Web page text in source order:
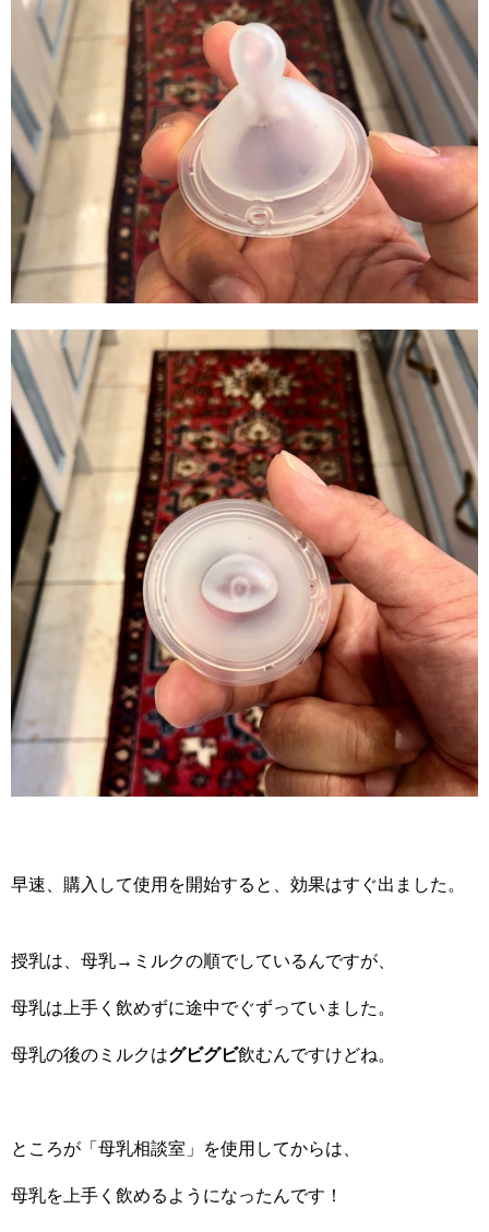
早速、購入して使用を開始すると、効果はすぐ出ました。
授乳は、母乳→ミルクの順でしているんですが、
母乳は上手く飲めずに途中でぐずっていました。
母乳の後のミルクはグビグビ飲むんですけどね。
ところが「母乳相談室」を使用してからは、
母乳を上手く飲めるようになったんです！